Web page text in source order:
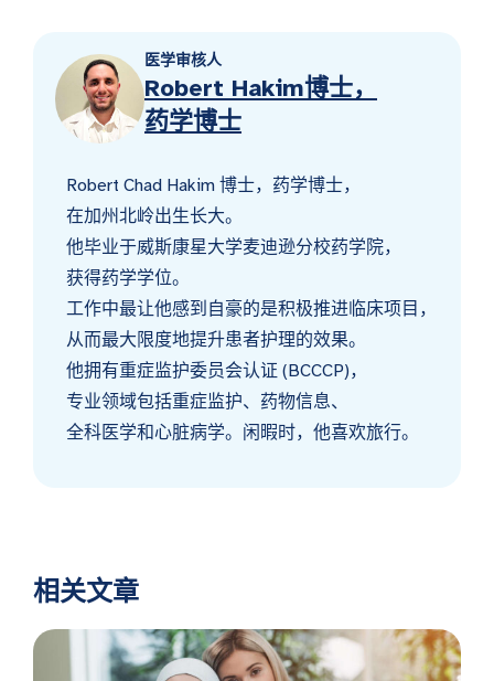
医学审核人
Robert Hakim博士，
药学博士
Robert Chad Hakim 博士，药学博士，
在加州北岭出生长大。
他毕业于威斯康星大学麦迪逊分校药学院，
获得药学学位。
工作中最让他感到自豪的是积极推进临床项目，
从而最大限度地提升患者护理的效果。
他拥有重症监护委员会认证 (BCCCP)，
专业领域包括重症监护、药物信息、
全科医学和心脏病学。闲暇时，他喜欢旅行。
相关文章